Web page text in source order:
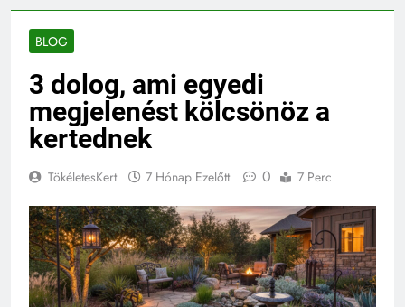
BLOG
3 dolog, ami egyedi
megjelenést kölcsönöz a
kertednek
TökéletesKert 7 Hónap Ezelőtt 0 7 Perc